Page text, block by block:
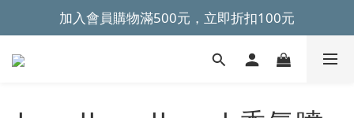
~全館滿499元免運~
加入會員購物滿500元，立即折扣100元
~全館滿499元免運~